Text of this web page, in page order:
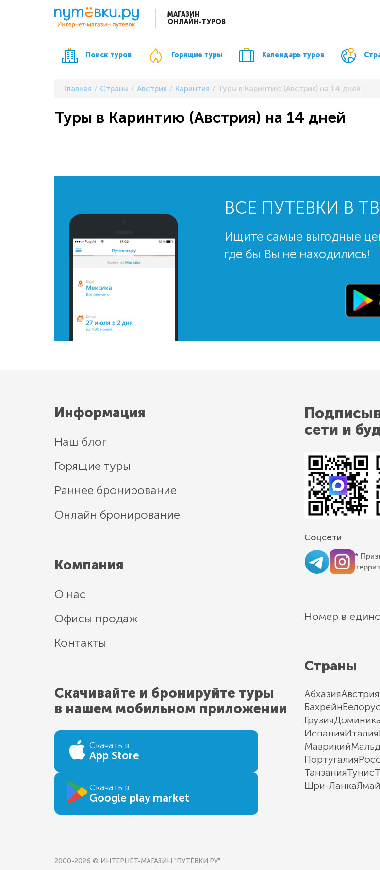
МАГАЗИН
ОНЛАЙН-ТУРОВ
Поиск туров Горящие туры Календарь туров
Главная Страны Австрия Каринтия Туры в Каринтию (Австрия) на 14 дней
Туры в Каринтию (Австрия) на 14 дней
ВСЕ ПУТЕВКИ В
Ищите самые выгодные
где бы Вы не находились!
Информация
Наш блог
Горящие туры
Раннее бронирование
Онлайн бронирование
Компания
О нас
Офисы продаж
Контакты
Скачивайте и бронируйте туры
в нашем мобильном приложении
Скачать в
App Store
Скачать в
Google play market
сети и
Соцсети
*
Номер в
Страны
АбхазияАвстрия
Бахрейн
Грузия
ИспанияИталия
Маврикий
Португалия
ТанзанияТунис
Шри-Ланка
2000-2026 © ИНТЕРНЕТ-МАГАЗИН "ПУТЁВКИ.РУ"